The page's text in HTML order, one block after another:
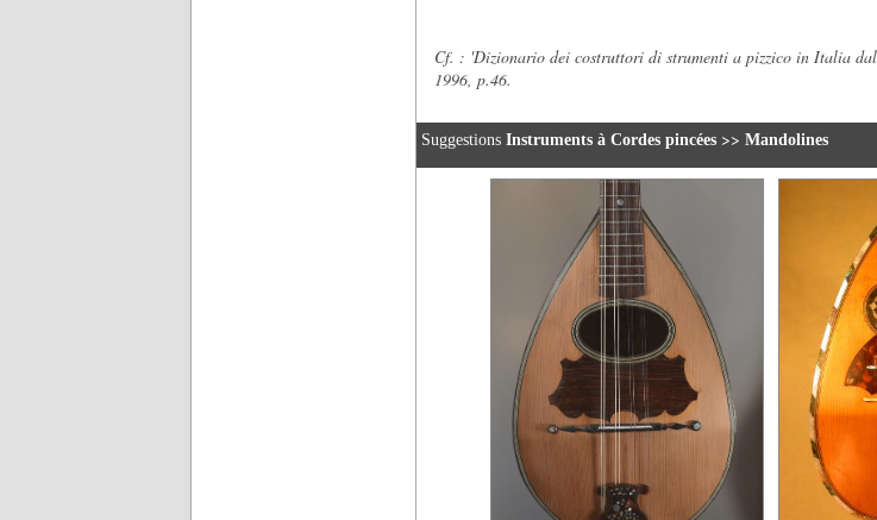
Cf. : 'Dizionario dei costruttori di strumenti a pizzico in Italia
1996, p.46.
Suggestions Instruments à Cordes pincées >> Mandolines